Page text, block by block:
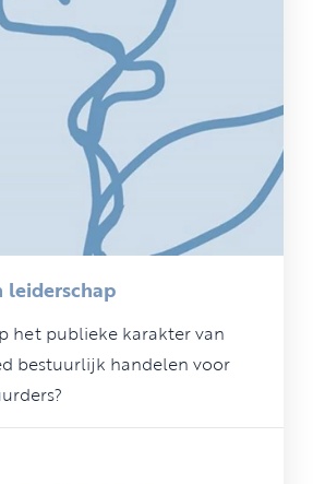
leiderschap
het publieke karakter van
bestuurlijk handelen voor